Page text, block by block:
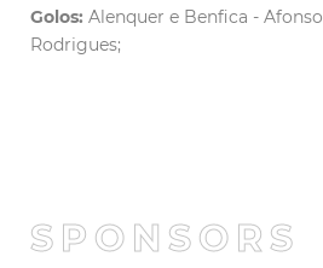
Golos: Alenquer e Benfica -
Rodrigues;
SPONSORS